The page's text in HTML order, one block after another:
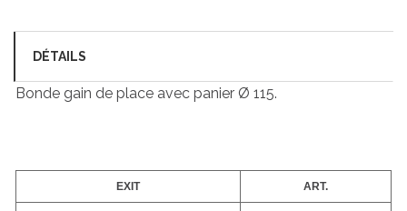
DÉTAILS
Bonde gain de place avec panier Ø 115.
EXIT ART.